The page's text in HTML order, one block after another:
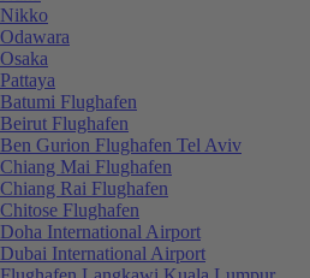
Nikko
Odawara
Osaka
Pattaya
Batumi Flughafen
Beirut Flughafen
Ben Gurion Flughafen Tel Aviv
Chiang Mai Flughafen
Chiang Rai Flughafen
Chitose Flughafen
Doha International Airport
Dubai International Airport